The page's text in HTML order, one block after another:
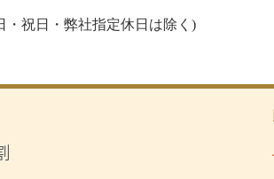
・祝日・弊社指定休日は除く)